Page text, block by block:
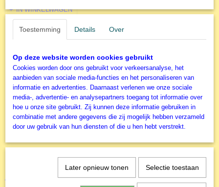
IN WINKELWAGEN
Christmas - 1000 stukjes
1000 stukjes - Coming Home for Christmas - Trevor Mitchell…
€ 18,49
Toestemming Details Over
Op deze website worden cookies gebruikt
Cookies worden door ons gebruikt voor verkeersanalyse, het
aanbieden van sociale media-functies en het personaliseren van
informatie en advertenties. Daarnaast verlenen we onze sociale
media-, advertentie- en analysepartners toegang tot informatie over
hoe u onze site gebruikt. Zij kunnen deze informatie gebruiken in
combinatie met andere gegevens die zij mogelijk hebben verzameld
door uw gebruik van hun diensten of die u hen hebt verstrekt.
Later opnieuw tonen Selectie toestaan